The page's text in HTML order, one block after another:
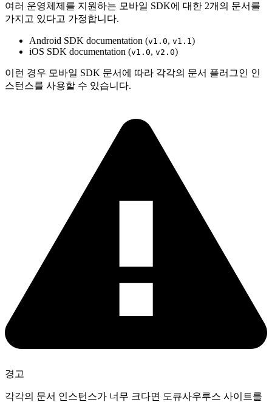
여러 운영체제를 지원하는 모바일 SDK에 대한 2개의 문서를
가지고 있다고 가정합니다.
Android SDK documentation (v1.0, v1.1 )
iOS SDK documentation (v1.0, v2.0)
이런 경우 모바일 SDK 문서에 따라 각각의 문서 플러그인 인
스턴스를 사용할 수 있습니다.
경고
각각의 문서 인스턴스가 너무 크다면 도큐사우루스 사이트를